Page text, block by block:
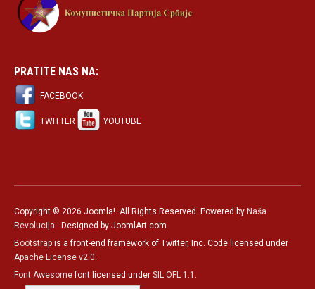
PRATITE NAS NA:
FACEBOOK
TWITTER YOUTUBE
Copyright © 2026 Joomla!. All Rights Reserved. Powered by Naša
Revolucija - Designed by JoomlArt.com.
Bootstrap is a front-end framework of Twitter, Inc. Code licensed under
Apache License v2.0
Font Awesomefont licensed under SIL OFL 1.1